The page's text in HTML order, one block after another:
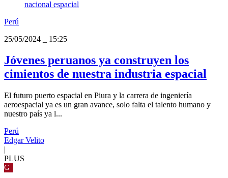
Perú
25/05/2024
15:25
Jóvenes peruanos ya construyen los
cimientos de nuestra industria espacial
El futuro puerto espacial en Piura y la carrera de ingeniería
aeroespacial ya es un gran avance, solo falta el talento humano y
nuestro país ya l...
Perú
Edgar Velito
|
PLUS
G